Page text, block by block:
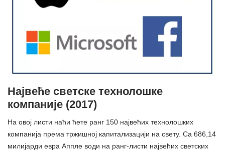
Највеће светске технолошке
компаније (2017)
На овој листи наћи ћете ранг 150 највећих технолошких
компанија према тржишној капитализацији на свету. Са 686,14
милијарди евра Аппле води на ранг-листи највећих светских